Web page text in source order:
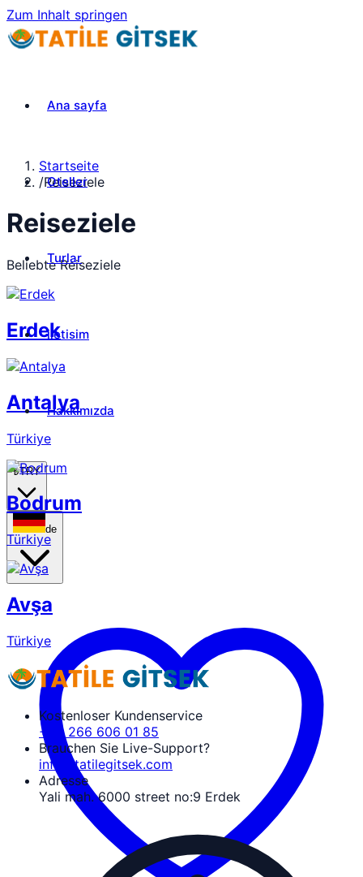
Zum Inhalt springen
Ana sayfa
Oteller
Turlar
iletisim
Hakkımızda
₺TRY
de
Startseite
/Reiseziele
Reiseziele
Beliebte Reiseziele
Erdek
Antalya
Türkiye
Bodrum
Türkiye
Avşa
Türkiye
Kostenloser Kundenservice
+90 266 606 01 85
Brauchen Sie Live-Support?
info@tatilegitsek.com
Adresse
Yali mah. 6000 street no:9 Erdek